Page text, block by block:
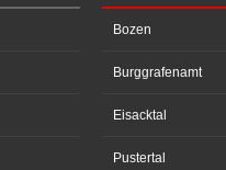
Bozen
Burggrafenamt
Eisacktal
Pustertal